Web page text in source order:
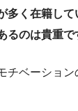
多く在籍し
るのは貴重で
チベーション